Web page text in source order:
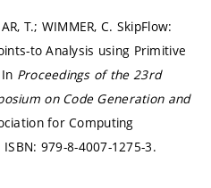
T.; WIMMER, C. SkipFlow:
to Analysis using Primitive
Proceedings of the 23rd
on Code Generation and
for Computing
ISBN: 979-8-4007-1275-3.